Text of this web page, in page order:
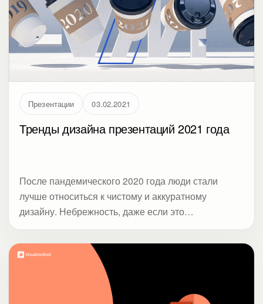
Презентации 03.02.2021
Тренды дизайна презентаций 2021 года
После пандемического 2020 года люди стали
лучше относиться к чистому и аккуратному
дизайну. Небрежность, даже если это
беспокойства. С одной стороны, неплохо - можно
привлечь больше внимания. С другой, к реальному
действию это приводит реже, чем позитивные